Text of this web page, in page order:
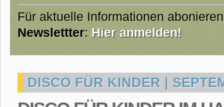
Für aktuelle Informationen
Newslettter: Hier anmelden!
DISCO FÜR KINDER |